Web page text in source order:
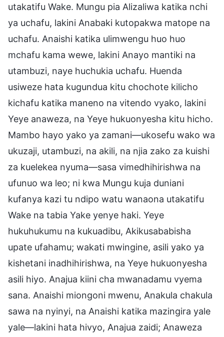
utakatifu Wake. Mungu pia Alizaliwa katika nchi
ya uchafu, lakini Anabaki kutopakwa matope na
uchafu. Anaishi katika ulimwengu huo huo
mchafu kama wewe, lakini Anayo mantiki na
utambuzi, naye huchukia uchafu. Huenda
usiweze hata kugundua kitu chochote kilicho
kichafu katika maneno na vitendo vyako, lakini
Yeye anaweza, na Yeye hukuonyesha kitu hicho.
Mambo hayo yako ya zamani—ukosefu wako wa
ukuzaji, utambuzi, na akili, na njia zako za kuishi
za kuelekea nyuma—sasa vimedhihirishwa na
ufunuo wa leo; ni kwa Mungu kuja duniani
kufanya kazi tu ndipo watu wanaona utakatifu
Wake na tabia Yake yenye haki. Yeye
hukuhukumu na kukuadibu, Akikusababisha
upate ufahamu; wakati mwingine, asili yako ya
kishetani inadhihirishwa, na Yeye hukuonyesha
asili hiyo. Anajua kiini cha mwanadamu vyema
sana. Anaishi miongoni mwenu, Anakula chakula
sawa na nyinyi, na Anaishi katika mazingira yale
yale—lakini hata hivyo, Anajua zaidi; Anaweza